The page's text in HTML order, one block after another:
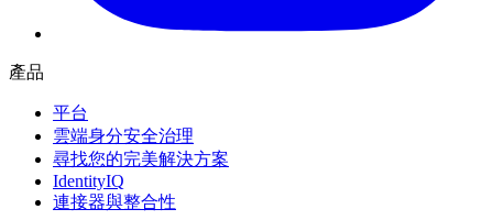
產品
平台
雲端身分安全治理
尋找您的完美解決方案
IdentityIQ
連接器與整合性